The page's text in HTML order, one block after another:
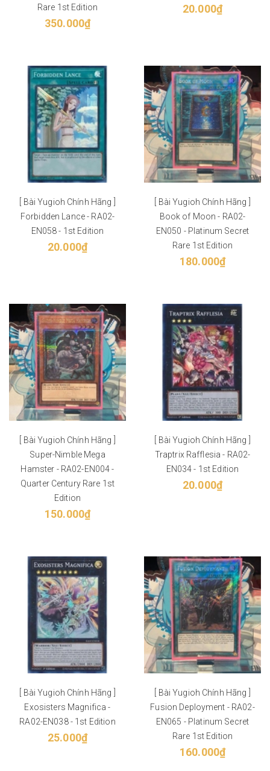
Rare 1st Edition
350.000₫
20.000₫
[ Bài Yugioh Chính Hãng ]
Forbidden Lance - RA02-
EN058 - 1st Edition
20.000₫
[ Bài Yugioh Chính Hãng ]
Book of Moon - RA02-
EN050 - Platinum Secret
Rare 1st Edition
180.000₫
[ Bài Yugioh Chính Hãng ]
Super-Nimble Mega
Hamster - RA02-EN004 -
Quarter Century Rare 1st
Edition
150.000₫
[ Bài Yugioh Chính Hãng ]
Traptrix Rafflesia - RA02-
EN034 - 1st Edition
20.000₫
[ Bài Yugioh Chính Hãng ]
Exosisters Magnifica -
RA02-EN038 - 1st Edition
25.000₫
[ Bài Yugioh Chính Hãng ]
Fusion Deployment - RA02-
EN065 - Platinum Secret
Rare 1st Edition
160.000₫